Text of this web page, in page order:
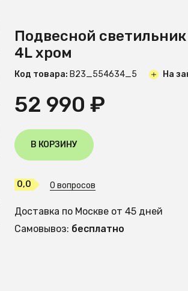
Подвесной
4L хром
Код товара: B23_554634_5 На
52 990 ₽
В КОРЗИНУ
0,0 0 вопросов
Доставка по Москве от 45 дней
Самовывоз: бесплатно